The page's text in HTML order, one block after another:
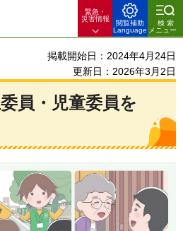
緊急・
災害情報
閲覧補助
Language
検索
メニュー
掲載開始日：2024年4月24日
更新日：2026年3月2日
員・児童委員を